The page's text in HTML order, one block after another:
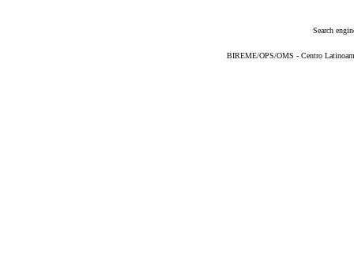
Search
BIREME/OPS/OMS - Centro